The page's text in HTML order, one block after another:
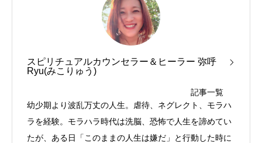
スピリチュアルカウンセラー＆ヒーラー 弥呼
Ryu(みこりゅう)
記事一覧
幼少期より波乱万丈の人生。虐待、ネグレクト、モラハ
ラを経験。モラハラ時代は洗脳、恐怖で人生を諦めてい
たが、ある日「このままの人生は嫌だ」と行動した時に